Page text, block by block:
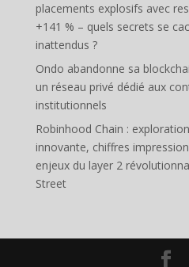
placements explosifs avec
+141 % – quels secrets se
inattendus ?
Ondo abandonne sa
un réseau privé dédié aux
institutionnels
Robinhood Chain :
innovante, chiffres
enjeux du layer 2
Street